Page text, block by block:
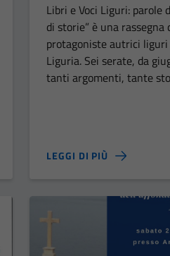
Libri e Voci Liguri: parole
di storie” è una rassegna
protagoniste autrici
Liguria. Sei serate, da
tanti argomenti, tante
LEGGI DI PIÙ